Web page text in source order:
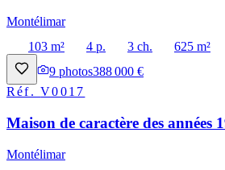
Montélimar
103 m²
4 p. 3 ch.
625 m²
9 photos388 000 €
Réf.V0017
Maison de caractère des années
Montélimar